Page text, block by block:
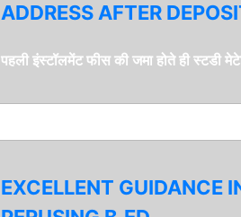
ADDRESS AFTER
पहली इंस्टॉलमेंट फीस की जमा होते ही स्टडी
EXCELLENT GUIDANCE